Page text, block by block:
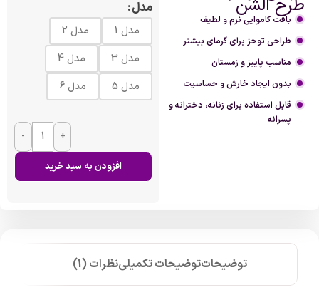
طرح الشن
بافت کاموایی نرم و لطیف
طراحی توخز برای گرمای بیشتر
مناسب پاییز و زمستان
بدون ایجاد خارش و حساسیت
قابل استفاده برای زنانه، دخترانه و
پسرانه
مدل
مدل 1
مدل 2
مدل 3
مدل 4
مدل 5
مدل 6
- +
افزودن به سبد خرید
توضیحاتتوضیحات تکمیلینظرات (1)